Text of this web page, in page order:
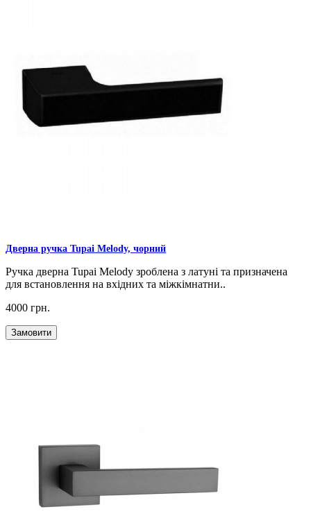
Дверна ручка Tupai Melody, чорний
Ручка дверна Tupai Melody зроблена з латуні та призначена
для встановлення на вхідних та міжкімнатни..
4000 грн.
Замовити